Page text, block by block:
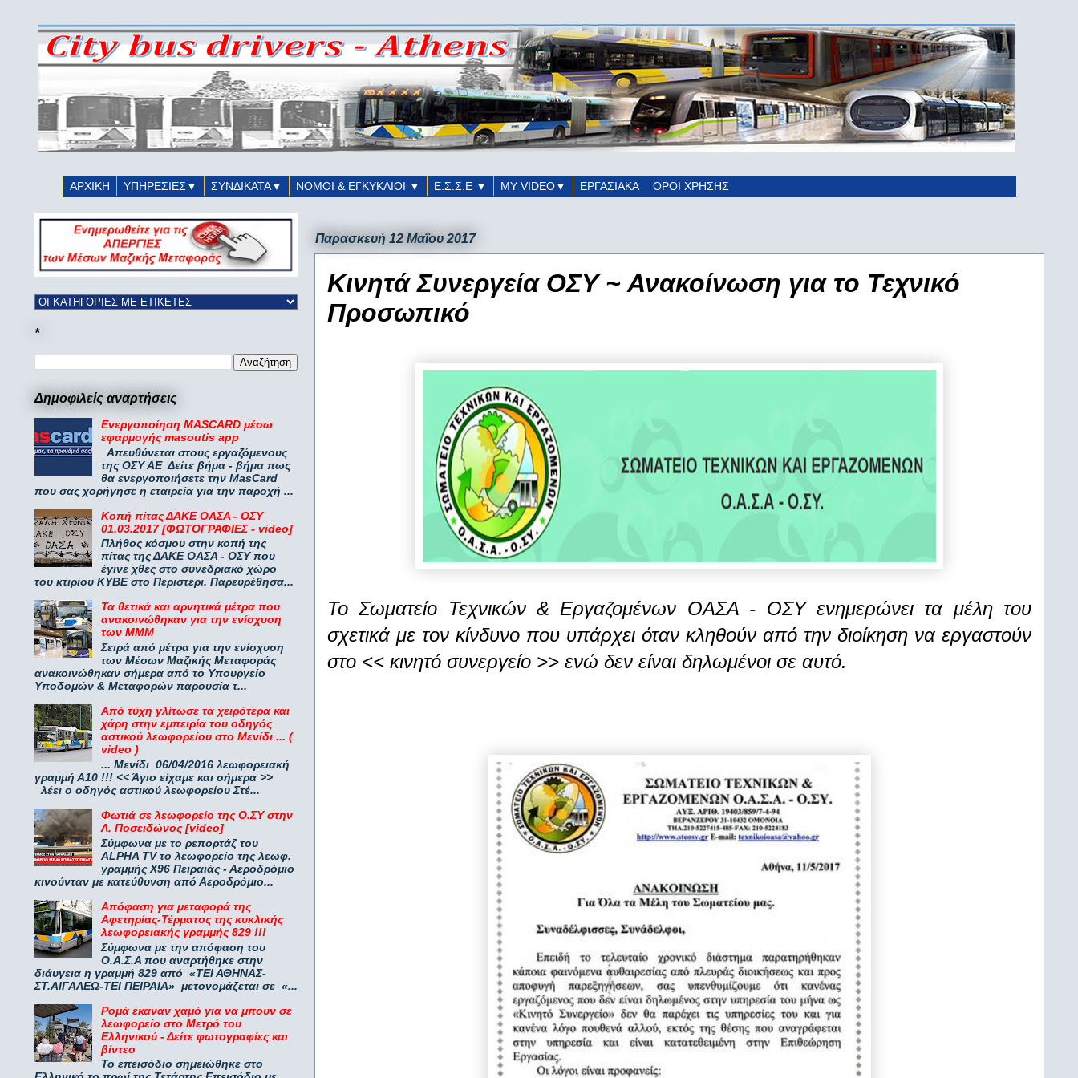
ΑΡΧΙΚΗ ΥΠΗΡΕΣΙΕΣ▼ ΣΥΝΔΙΚΑΤΑ▼ ΝΟΜΟΙ & ΕΓΚΥΚΛΙΟΙ ▼ Ε.Σ.Σ.Ε ▼ ΜΥ VIDEO▼ ΕΡΓΑΣΙΑΚΑ ΟΡΟΙ ΧΡΗΣΗΣ
Παρασκευή 12 Μαΐου 2017
Κινητά Συνεργεία ΟΣΥ ~ Ανακοίνωση για το Τεχνικό
Προσωπικό
Το Σωματείο Τεχνικών & Εργαζομένων ΟΑΣΑ - ΟΣΥ ενημερώνει τα μέλη του
σχετικά με τον κίνδυνο που υπάρχει όταν κληθούν από την διοίκηση να εργαστούν
στο << κινητό συνεργείο >> ενώ δεν είναι δηλωμένοι σε αυτό.
*
Δημοφιλείς αναρτήσεις
Ενεργοποίηση MASCARD μέσω
εφαρμογής masoutis app
Απευθύνεται στους εργαζόμενους
της ΟΣΥ ΑΕ Δείτε βήμα - βήμα πως
θα ενεργοποιήσετε την MasCard
που σας χορήγησε η εταιρεία για την παροχή ...
Κοπή πίτας ΔΑΚΕ ΟΑΣΑ - ΟΣΥ
01.03.2017 [ΦΩΤΟΓΡΑΦΙΕΣ - video]
Πλήθος κόσμου στην κοπή της
πίτας της ΔΑΚΕ ΟΑΣΑ - ΟΣΥ που
έγινε χθες στο συνεδριακό χώρο
του κτιρίου ΚΥΒΕ στο Περιστέρι. Παρευρέθησα...
Τα θετικά και αρνητικά μέτρα που
ανακοινώθηκαν για την ενίσχυση
των ΜΜΜ
Σειρά από μέτρα για την ενίσχυση
των Μέσων Μαζικής Μεταφοράς
ανακοινώθηκαν σήμερα από το Υπουργείο
Υποδομών & Μεταφορών παρουσία τ...
Από τύχη γλίτωσε τα χειρότερα και
χάρη στην εμπειρία του οδηγός
αστικού λεωφορείου στο Μενίδι ... (
video )
... Μενίδι 06/04/2016 λεωφορειακή
γραμμή Α10 !!! << Άγιο είχαμε και σήμερα >>
λέει ο οδηγός αστικού λεωφορείου Στέ...
Φωτιά σε λεωφορείο της Ο.ΣΥ στην
Λ. Ποσειδώνος [video]
Σύμφωνα με το ρεπορτάζ του
ALPHA TV το λεωφορείο της λεωφ.
γραμμής Χ96 Πειραιάς - Αεροδρόμιο
κινούνταν με κατεύθυνση από Αεροδρόμιο...
Απόφαση για μεταφορά της
Αφετηρίας-Τέρματος της κυκλικής
λεωφορειακής γραμμής 829 !!!
Σύμφωνα με την απόφαση του
Ο.Α.Σ.Α που αναρτήθηκε στην
διάυγεια η γραμμή 829 από «ΤΕΙ ΑΘΗΝΑΣ-
ΣΤ.ΑΙΓΑΛΕΩ-ΤΕΙ ΠΕΙΡΑΙΑ» μετονομάζεται σε «...
Ρομά έκαναν χαμό για να μπουν σε
λεωφορείο στο Μετρό του
Ελληνικού - Δείτε φωτογραφίες και
βίντεο
Το επεισόδιο σημειώθηκε στο